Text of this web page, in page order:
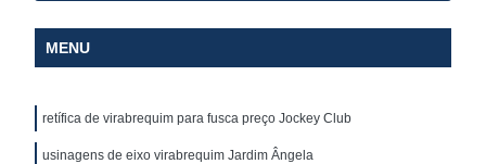
MENU
retífica de virabrequim para fusca preço Jockey Club
usinagens de eixo virabrequim Jardim Ângela